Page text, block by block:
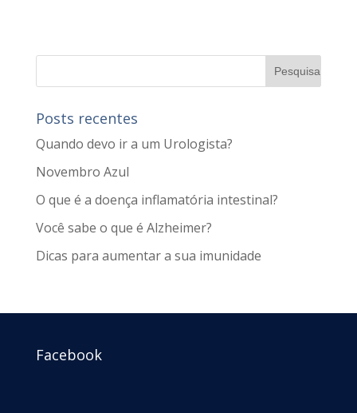
Posts recentes
Quando devo ir a um Urologista?
Novembro Azul
O que é a doença inflamatória intestinal?
Você sabe o que é Alzheimer?
Dicas para aumentar a sua imunidade
Facebook